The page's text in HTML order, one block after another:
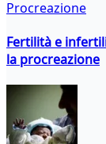
Procreazione
Fertilità e
la procreazione